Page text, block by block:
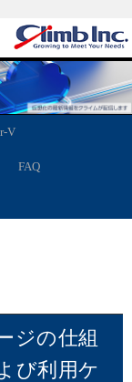
V
FAQ
ジの仕組
び利用ケ